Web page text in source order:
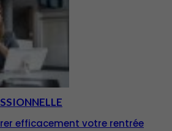
efficacement votre rentrée